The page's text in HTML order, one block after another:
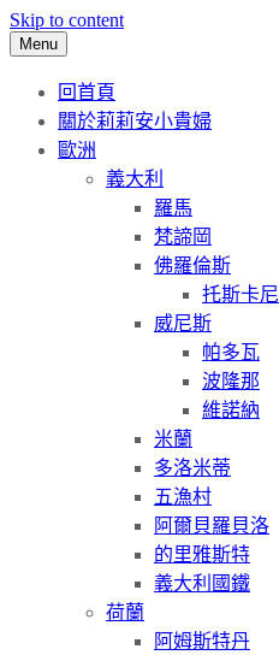
Skip to content
Menu
回首頁
關於莉莉安小貴婦
歐洲
義大利
羅馬
梵諦岡
佛羅倫斯
托斯卡尼
威尼斯
帕多瓦
波隆那
維諾納
米蘭
多洛米蒂
五漁村
阿爾貝羅貝洛
的里雅斯特
義大利國鐵
荷蘭
阿姆斯特丹